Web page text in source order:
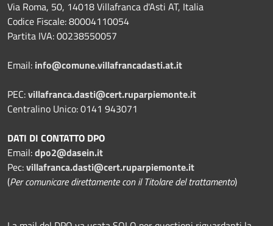
Via Roma, 50, 14018 Villafranca d'Asti AT, Italia
Codice Fiscale: 80004110054
Partita IVA: 00238550057
Email: info@comune.villafrancadasti.at.it
PEC:villafranca.dasti@cert.ruparpiemonte.it
Centralino Unico: 0141 943071
DATI DI CONTATTO DPO
Email:dpo2@dasein.it
Pec:villafranca.dasti@cert.ruparpiemonte.it
(Per comunicare direttamente con il Titolare del trattamento)